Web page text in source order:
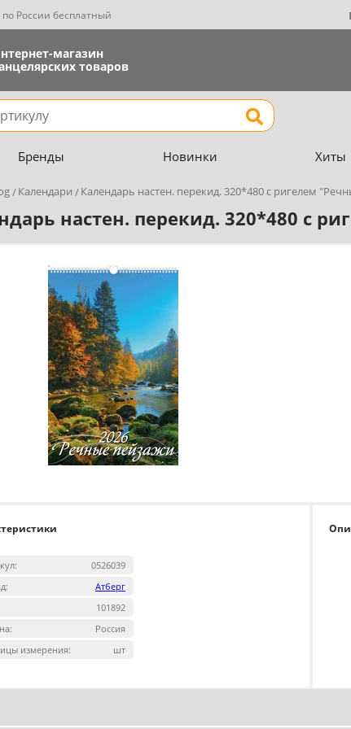
России бесплатный
магазин
товаров
Найти
Бренды Новинки Хиты
Календари Календарь настен. перекид. 320*480 с ригелем
настен. перекид. 320*480 с
0526039
Атберг
101892
Россия
измерения:
шт